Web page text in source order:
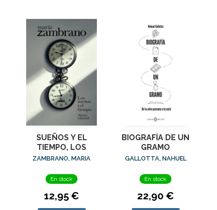
SUEÑOS Y EL
TIEMPO, LOS
ZAMBRANO, MARIA
En stock
12,95 €
BIOGRAFÍA DE UN
GRAMO
GALLOTTA, NAHUEL
En stock
22,90 €